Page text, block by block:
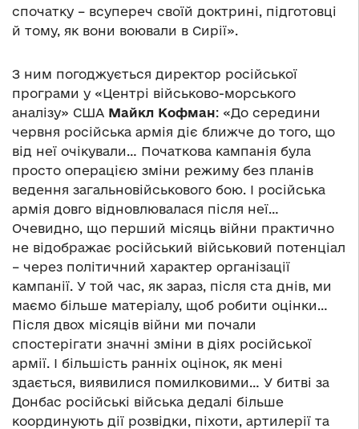
спочатку – всупереч своїй доктрині, підготовці
й тому, як вони воювали в Сирії».
З ним погоджується директор російської
програми у «Центрі військово-морського
аналізу» США Майкл Кофман: «До середини
червня російська армія діє ближче до того, що
від неї очікували… Початкова кампанія була
просто операцією зміни режиму без планів
ведення загальновійськового бою. І російська
армія довго відновлювалася після неї…
Очевидно, що перший місяць війни практично
не відображає російський військовий потенціал
– через політичний характер організації
кампанії. У той час, як зараз, після ста днів, ми
маємо більше матеріалу, щоб робити оцінки…
Після двох місяців війни ми почали
спостерігати значні зміни в діях російської
армії. І більшість ранніх оцінок, як мені
здається, виявилися помилковими… У битві за
Донбас російські війська дедалі більше
координують дії розвідки, піхоти, артилерії та